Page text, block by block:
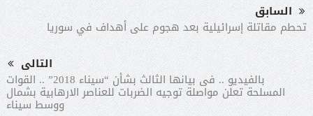
السابق
تحطم مقاتلة إسرائيلية بعد هجوم على أهداف في سوريا
التالى
بالفيديو .. فى بيانها الثالث بشأن “سيناء 2018” .. القوات
المسلحة تعلن مواصلة توجيه الضربات للعناصر الارهابية بشمال
ووسط سيناء